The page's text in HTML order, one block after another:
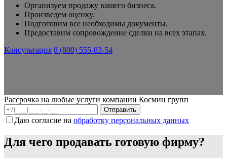
Организуем продажу вашего бизнеса.
Произведем оценку.
Подготовим все необходимы документы.
Предоставим сопровождение сделки на всех этапах.
Консультация 8 (800) 555-83-54
Рассрочка на любые услуги компании Космин групп
Даю согласие на обработку персональных данных
Для чего продавать готовую фирму?